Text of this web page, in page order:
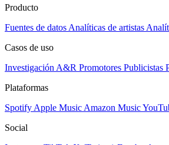
Producto
Fuentes de datos Analíticas de artistas
Casos de uso
Investigación A&R Promotores Publicistas
Plataformas
Spotify Apple Music Amazon Music
Social